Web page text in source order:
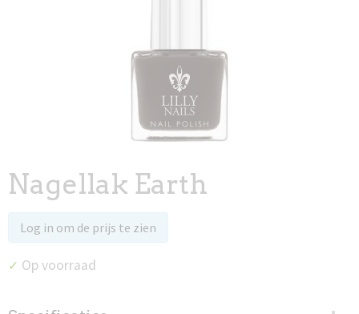
Nagellak Earth
Log in om de prijs te zien
✓ Op voorraad